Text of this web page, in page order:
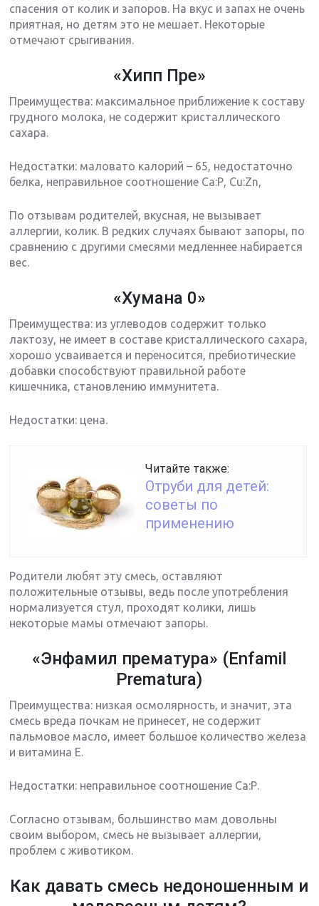
спасения от колик и запоров. На вкус и запах не очень
приятная, но детям это не мешает. Некоторые
отмечают срыгивания.
«Хипп Пре»
Преимущества: максимальное приближение к составу
грудного молока, не содержит кристаллического
сахара.
Недостатки: маловато калорий – 65, недостаточно
белка, неправильное соотношение Са:Р, Cu:Zn,
По отзывам родителей, вкусная, не вызывает
аллергии, колик. В редких случаях бывают запоры, по
сравнению с другими смесями медленнее набирается
вес.
«Хумана 0»
Преимущества: из углеводов содержит только
лактозу, не имеет в составе кристаллического сахара,
хорошо усваивается и переносится, пребиотические
добавки способствуют правильной работе
кишечника, становлению иммунитета.
Недостатки: цена.
Читайте также:
Отруби для детей:
советы по
применению
Родители любят эту смесь, оставляют
положительные отзывы, ведь после употребления
нормализуется стул, проходят колики, лишь
некоторые мамы отмечают запоры.
«Энфамил прематура» (Enfamil
Prematura)
Преимущества: низкая осмолярность, и значит, эта
смесь вреда почкам не принесет, не содержит
пальмовое масло, имеет большое количество железа
и витамина Е.
Недостатки: неправильное соотношение Са:Р.
Согласно отзывам, большинство мам довольны
своим выбором, смесь не вызывает аллергии,
проблем с животиком.
Как давать смесь недоношенным и